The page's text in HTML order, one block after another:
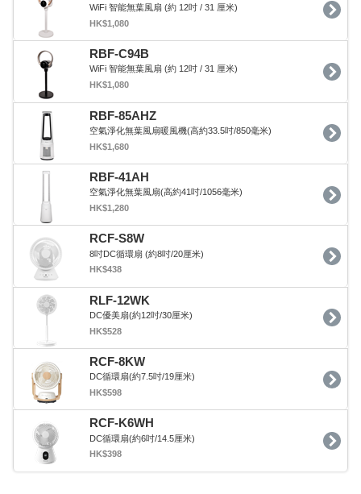
WiFi 智能無葉風扇 (約 12吋 / 31 厘米)
HK$1,080
RBF-C94B
WiFi 智能無葉風扇 (約 12吋 / 31 厘米)
HK$1,080
RBF-85AHZ
空氣淨化無葉風扇暖風機(高約33.5吋/850毫米)
HK$1,680
RBF-41AH
空氣淨化無葉風扇(高約41吋/1056毫米)
HK$1,280
RCF-S8W
8吋DC循環扇 (約8吋/20厘米)
HK$438
RLF-12WK
DC優美扇(約12吋/30厘米)
HK$528
RCF-8KW
DC循環扇(約7.5吋/19厘米)
HK$598
RCF-K6WH
DC循環扇(約6吋/14.5厘米)
HK$398